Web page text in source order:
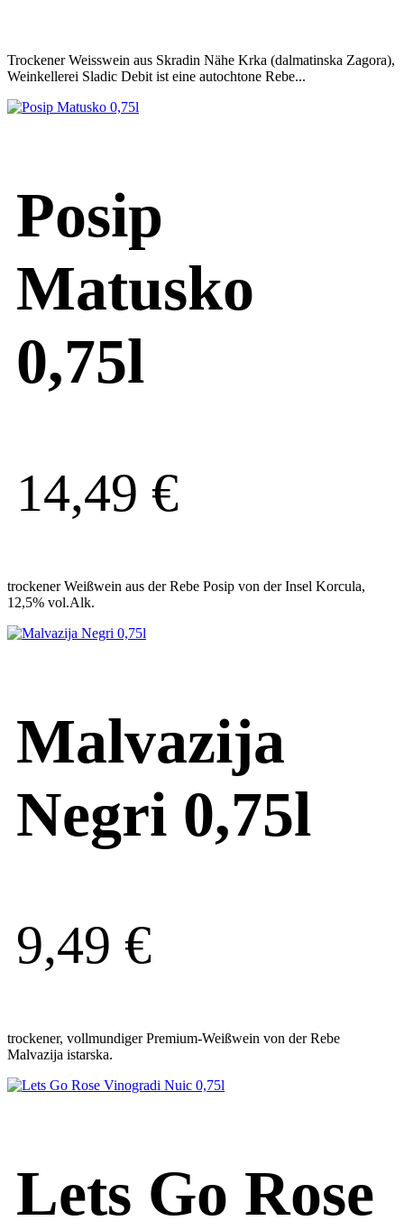
Trockener Weisswein aus Skradin Nähe Krka (dalmatinska Zagora),
Weinkellerei Sladic Debit ist eine autochtone Rebe...
Posip
Matusko
0,75l
14,49 €
trockener Weißwein aus der Rebe Posip von der Insel Korcula,
12,5% vol.Alk.
Malvazija
Negri 0,75l
9,49 €
trockener, vollmundiger Premium-Weißwein von der Rebe
Malvazija istarska.
Lets Go Rose